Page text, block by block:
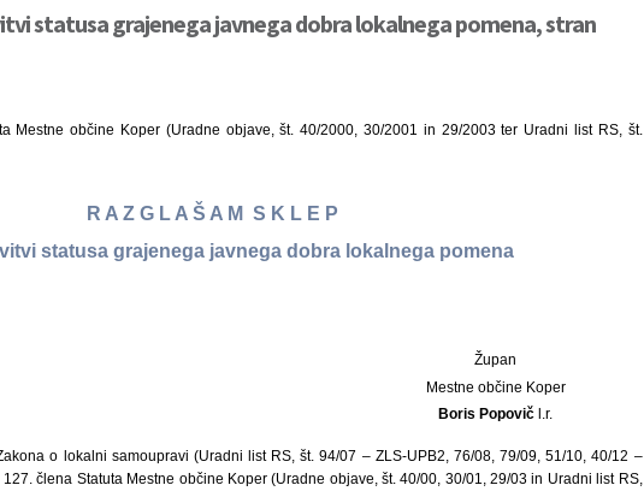
statusa grajenega javnega dobra lokalnega pomena, stran
Mestne občine Koper (Uradne objave, št. 40/2000, 30/2001 in 29/2003 ter Uradni list RS, št.
R A Z G L A Š A M S K L E P
statusa grajenega javnega dobra lokalnega pomena
Župan
Mestne občine Koper
Boris Popovič l.r.
o lokalni samoupravi (Uradni list RS, št. 94/07 – ZLS-UPB2, 76/08, 79/09, 51/10, 40/12 –
člena Statuta Mestne občine Koper (Uradne objave, št. 40/00, 30/01, 29/03 in Uradni list RS,